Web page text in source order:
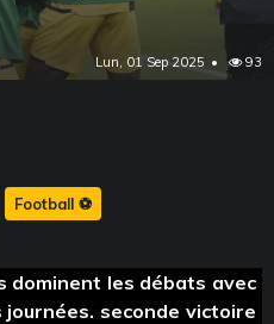
Lun, 01 Sep 2025 93
Football ⚽️
dominent les débats avec
seconde victoire